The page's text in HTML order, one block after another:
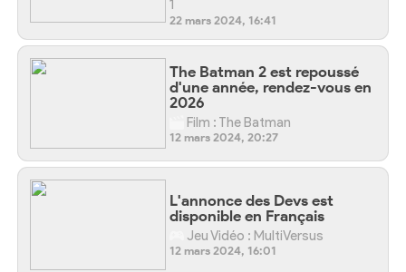
1
22 mars 2024, 16:41
The Batman 2 est repoussé
d'une année, rendez-vous en
2026
Film : The Batman
12 mars 2024, 20:27
L'annonce des Devs est
disponible en Français
Jeu Vidéo : MultiVersus
12 mars 2024, 16:01